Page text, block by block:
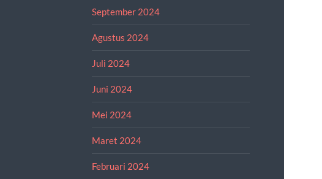
September 2024
Agustus 2024
Juli 2024
Juni 2024
Mei 2024
Maret 2024
Februari 2024